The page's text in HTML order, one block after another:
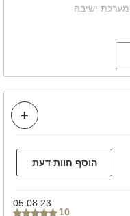
מערכת ישיבה
משפחות
ימי הולדת
מתאים לאירועים
מסיבות סיום
מסיבת גיוס
הוסף חוות דעת
05.08.23
10